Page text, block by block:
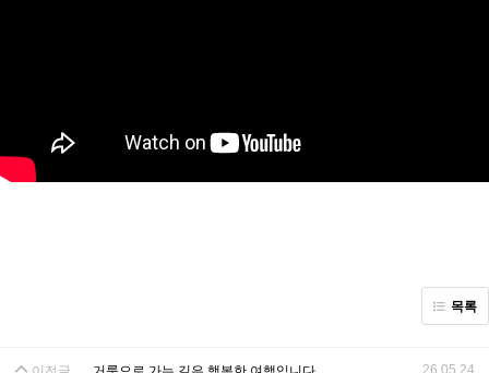
목록
26.05.24